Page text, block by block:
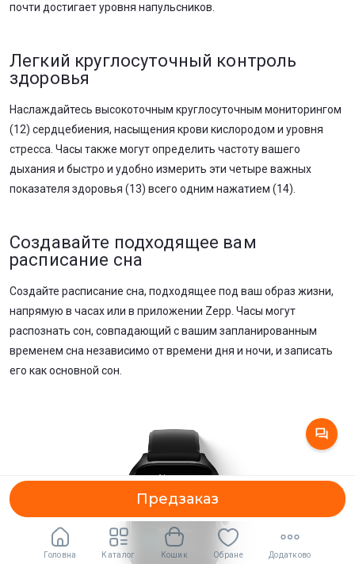
Предзаказ
Предзаказ
почти достигает уровня напульсников.
Легкий круглосуточный контроль
здоровья
Наслаждайтесь высокоточным круглосуточным мониторингом
(12) сердцебиения, насыщения крови кислородом и уровня
стресса. Часы также могут определить частоту вашего
дыхания и быстро и удобно измерить эти четыре важных
показателя здоровья (13) всего одним нажатием (14).
Создавайте подходящее вам
расписание сна
Создайте расписание сна, подходящее под ваш образ жизни,
напрямую в часах или в приложении Zepp. Часы могут
распознать сон, совпадающий с вашим запланированным
временем сна независимо от времени дня и ночи, и записать
его как основной сон.
Головна Каталог Кошик Обране Додатково